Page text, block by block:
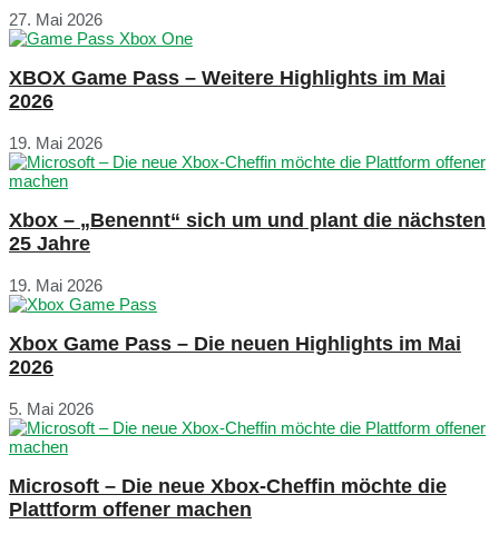
27. Mai 2026
XBOX Game Pass – Weitere Highlights im Mai
2026
19. Mai 2026
Xbox – „Benennt“ sich um und plant die nächsten
25 Jahre
19. Mai 2026
Xbox Game Pass – Die neuen Highlights im Mai
2026
5. Mai 2026
Microsoft – Die neue Xbox-Cheffin möchte die
Plattform offener machen